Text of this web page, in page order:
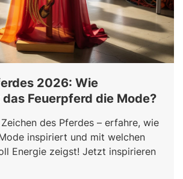
2026: Wie
Feuerpferd die Mode?
des Pferdes – erfahre, wie
inspiriert und mit welchen
Energie zeigst! Jetzt inspirieren